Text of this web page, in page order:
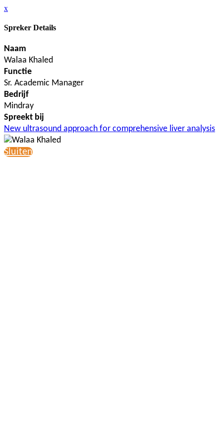
x
Spreker Details
Naam
Walaa Khaled
Functie
Sr. Academic Manager
Bedrijf
Mindray
Spreekt bij
New ultrasound approach for comprehensive liver analysis
Sluiten